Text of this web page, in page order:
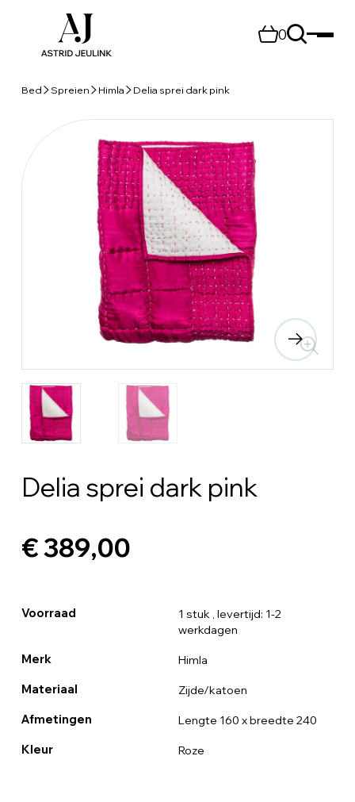
0
Bed Spreien Himla Delia sprei dark pink
Delia sprei dark pink
€ 389,00
Voorraad 1 stuk , levertijd: 1-2
werkdagen
Merk Himla
Materiaal Zijde/katoen
Afmetingen Lengte 160 x breedte 240
Kleur Roze